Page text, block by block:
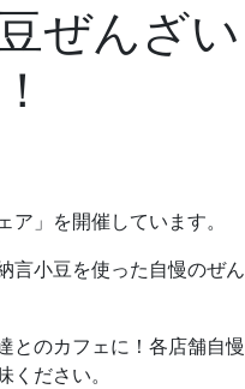
ぜんざい
」を開催しています。
言小豆を使った自慢のぜん
とのカフェに！各店舗自慢
ださい。